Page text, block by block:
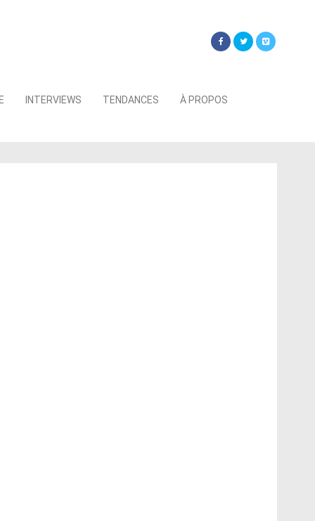
INTERVIEWS TENDANCES À PROPOS